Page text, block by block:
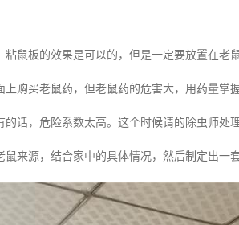
鼠板的效果是可以的，但是一定要放置在
购买老鼠药，但老鼠药的危害大，用药量
的话，危险系数太高。这个时候请的除虫师
来源，结合家中的具体情况，然后制定出一